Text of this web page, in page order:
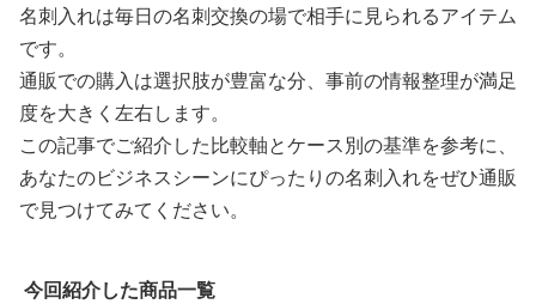
名刺入れは毎日の名刺交換の場で相手に見られるアイテム
です。
通販での購入は選択肢が豊富な分、事前の情報整理が満足
度を大きく左右します。
この記事でご紹介した比較軸とケース別の基準を参考に、
あなたのビジネスシーンにぴったりの名刺入れをぜひ通販
で見つけてみてください。
今回紹介した商品一覧